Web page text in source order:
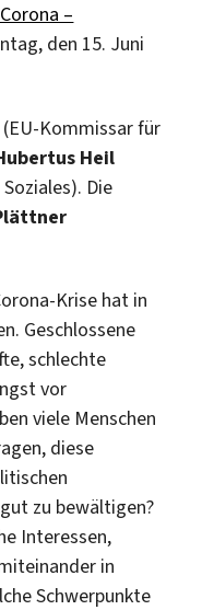
–
den 15. Juni
(EU-Kommissar für
Heil
Die
Krise hat in
Geschlossene
schlechte
vor
viele Menschen
diese
zu bewältigen?
Interessen,
in
Schwerpunkte